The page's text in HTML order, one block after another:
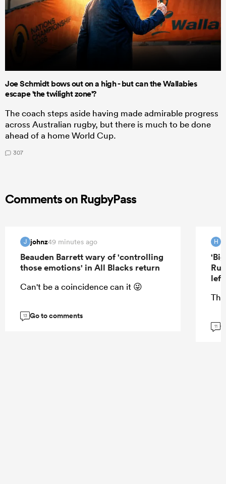
Joe Schmidt bows out on a high - but can the Wallabies
escape 'the twilight zone'?
The coach steps aside having made admirable progress
across Australian rugby, but there is much to be done
ahead of a home World Cup.
307
Comments on RugbyPass
J johnz49 minutes ago
Beauden Barrett wary of 'controlling
those emotions' in All Blacks return
Can't be a coincidence can it 😜
13 Go to comments
H
left
11